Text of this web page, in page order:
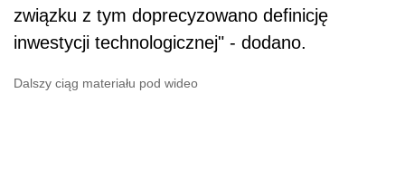
związku z tym doprecyzowano definicję
inwestycji technologicznej" - dodano.
Dalszy ciąg materiału pod wideo